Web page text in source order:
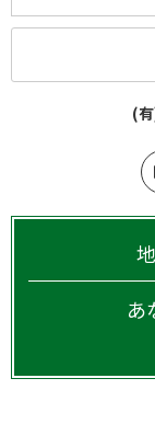
(
あ